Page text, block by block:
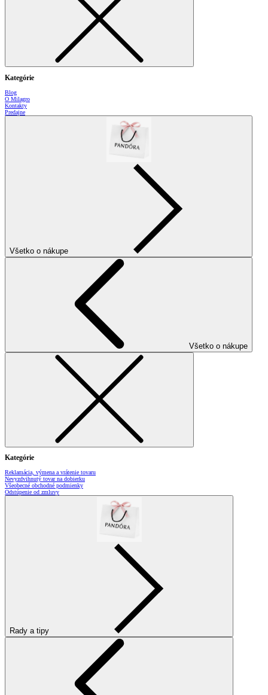
Kategórie
Blog
O Milagro
Kontakty
Predajne
Všetko o nákupe
Všetko o nákupe
Kategórie
Reklamácia, výmena a vrátenie tovaru
Nevyzdvihnutý tovar na dobierku
Všeobecné obchodné podmienky
Odstúpenie od zmluvy
Rady a tipy